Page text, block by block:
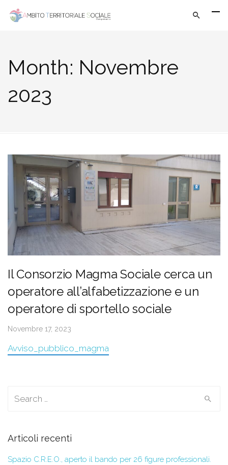
Month: Novembre
2023
Il Consorzio Magma Sociale cerca un
operatore all’alfabetizzazione e un
operatore di sportello sociale
Novembre 17, 2023
Avviso_pubblico_magma
Articoli recenti
Spazio C.R.E.O., aperto il bando per 26 figure professionali.